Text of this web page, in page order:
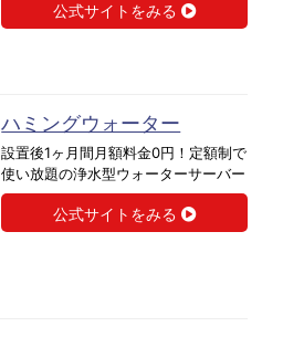
公式サイトをみる
ハミングウォーター
設置後1ヶ月間月額料金0円！定額制で
使い放題の浄水型ウォーターサーバー
公式サイトをみる